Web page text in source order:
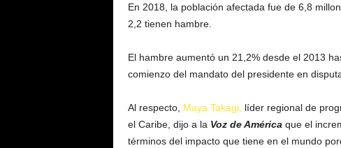
En 2018, la población afectada fue de 6,8
2,2 tienen hambre.
El hambre aumentó un 21,2% desde el 2013
comienzo del mandato del presidente en
Al respecto, Maya Takagi, líder regional de
el Caribe, dijo a la Voz de América que el
términos del impacto que tiene en el mundo